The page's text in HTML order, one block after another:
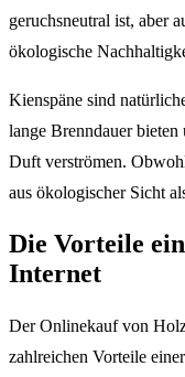
geruchsneutral ist, aber
ökologische
Kienspäne sind
lange Brenndauer bieten
Duft verströmen.
aus ökologischer Sicht
Die Vorteile
Internet
Der Onlinekauf von
zahlreichen Vorteile